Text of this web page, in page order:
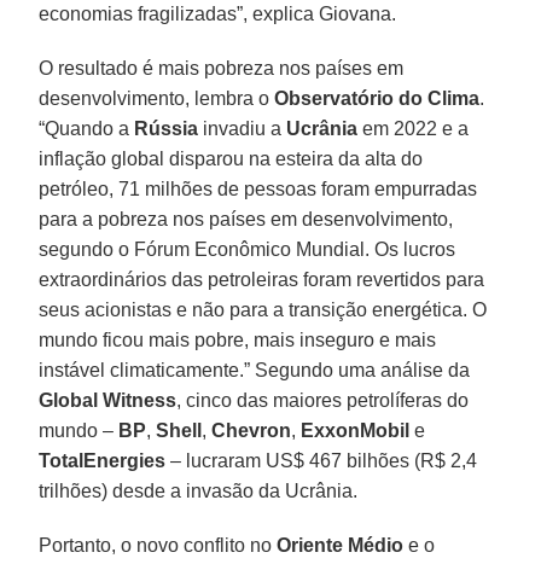
economias fragilizadas”, explica Giovana.
O resultado é mais pobreza nos países em
desenvolvimento, lembra oObservatório do Clima.
“Quando a Rússia invadiu a Ucrânia em 2022 e a
inflação global disparou na esteira da alta do
petróleo, 71 milhões de pessoas foram empurradas
para a pobreza nos países em desenvolvimento,
segundo o Fórum Econômico Mundial. Os lucros
extraordinários das petroleiras foram revertidos para
seus acionistas e não para a transição energética. O
mundo ficou mais pobre, mais inseguro e mais
instável climaticamente.” Segundo uma análise da
Global Witness, cinco das maiores petrolíferas do
mundo – BP,Shell ,Chevron, ExxonMobil e
TotalEnergies – lucraram US$ 467 bilhões (R$ 2,4
trilhões) desde a invasão da Ucrânia.
Portanto, o novo conflito no Oriente Médio e o